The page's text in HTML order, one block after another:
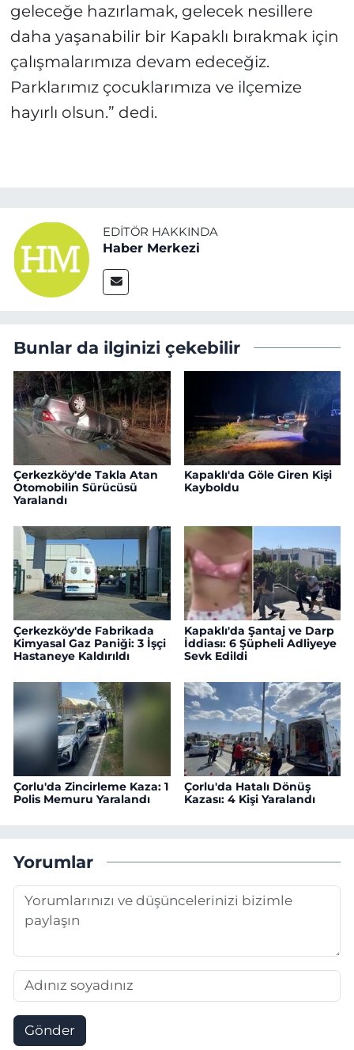
geleceğe hazırlamak, gelecek nesillere
daha yaşanabilir bir Kapaklı bırakmak için
çalışmalarımıza devam edeceğiz.
Parklarımız çocuklarımıza ve ilçemize
hayırlı olsun.” dedi.
EDITÖR HAKKINDA
Haber Merkezi
Bunlar da ilginizi çekebilir
Çerkezköy'de Takla Atan
Otomobilin Sürücüsü
Yaralandı
Kapaklı'da Göle Giren Kişi
Kayboldu
Çerkezköy'de Fabrikada
Kimyasal Gaz Paniği: 3 İşçi
Hastaneye Kaldırıldı
Kapaklı'da Şantaj ve Darp
İddiası: 6 Şüpheli Adliyeye
Sevk Edildi
Çorlu'da Zincirleme Kaza: 1
Polis Memuru Yaralandı
Çorlu'da Hatalı Dönüş
Kazası: 4 Kişi Yaralandı
Yorumlar
Gönder